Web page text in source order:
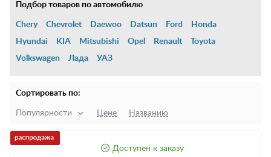
Подбор товаров по автомобилю
Chery Chevrolet Daewoo Datsun Ford
Honda
Hyundai
KIA Mitsubishi Opel Renault
Toyota
Volkswagen
Лада УАЗ
Сортировать по:
Популярности Цене Названию
Доступен к заказу